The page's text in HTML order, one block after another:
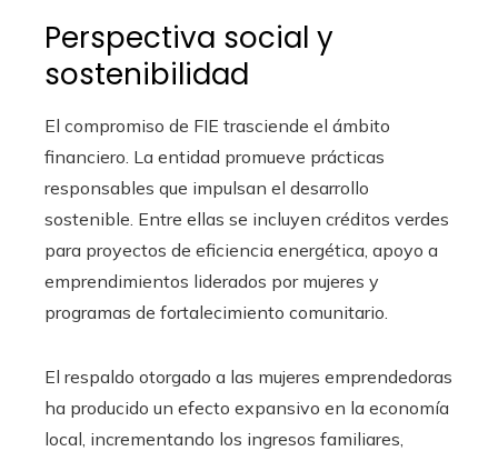
Perspectiva social y
sostenibilidad
El compromiso de FIE trasciende el ámbito
financiero. La entidad promueve prácticas
responsables que impulsan el desarrollo
sostenible. Entre ellas se incluyen créditos verdes
para proyectos de eficiencia energética, apoyo a
emprendimientos liderados por mujeres y
programas de fortalecimiento comunitario.
El respaldo otorgado a las mujeres emprendedoras
ha producido un efecto expansivo en la economía
local, incrementando los ingresos familiares,